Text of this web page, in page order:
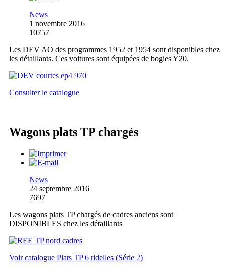
News
1 novembre 2016
10757
Les DEV AO des programmes 1952 et 1954 sont disponibles chez
les détaillants. Ces voitures sont équipées de bogies Y20.
Consulter le catalogue
Wagons plats TP chargés
News
24 septembre 2016
7697
Les wagons plats TP chargés de cadres anciens sont
DISPONIBLES chez les détaillants
Voir catalogue Plats TP 6 ridelles (Série 2)